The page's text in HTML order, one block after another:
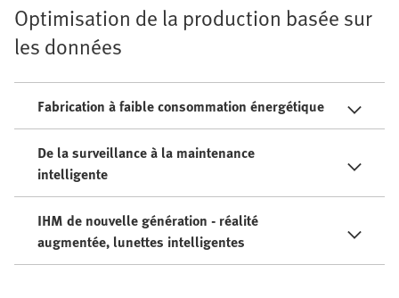
Optimisation de la production basée sur
les données
Fabrication à faible consommation énergétique
De la surveillance à la maintenance
intelligente
IHM de nouvelle génération - réalité
augmentée, lunettes intelligentes